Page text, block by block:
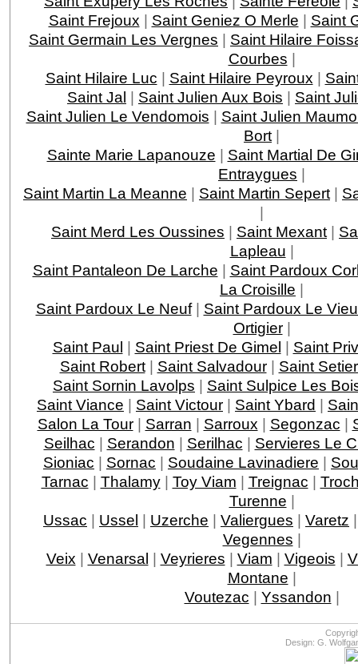
Saint Frejoux | Saint Geniez O Merle | Saint
Saint Germain Les Vergnes | Saint Hilaire
Courbes |
Saint Hilaire Luc | Saint Hilaire Peyroux |
Saint Jal | Saint Julien Aux Bois | Saint
Saint Julien Le Vendomois | Saint Julien
Bort |
Sainte Marie Lapanouze | Saint Martial De
Entraygues |
Saint Martin La Meanne | Saint Martin Sepert |
|
Saint Merd Les Oussines | Saint Mexant |
Lapleau |
Saint Pantaleon De Larche | Saint Pardoux
La Croisille |
Saint Pardoux Le Neuf| Saint Pardoux Le
Ortigier|
Saint Paul | Saint Priest De Gimel | Saint
Saint Robert| Saint Salvadour| Saint
Saint Sornin Lavolps | Saint Sulpice Les
Saint Viance | Saint Victour | Saint Ybard |
Salon La Tour| Sarran | Sarroux | Segonzac |
Seilhac | Serandon | Serilhac | Servieres Le
Sioniac | Sornac | Soudaine Lavinadiere |
Tarnac | Thalamy| Toy Viam | Treignac |
Turenne |
Ussac | Ussel | Uzerche | Valiergues | Varetz
Vegennes |
Veix | Venarsal | Veyrieres | Viam | Vigeois |
Montane |
Voutezac | Yssandon |
Design: G.